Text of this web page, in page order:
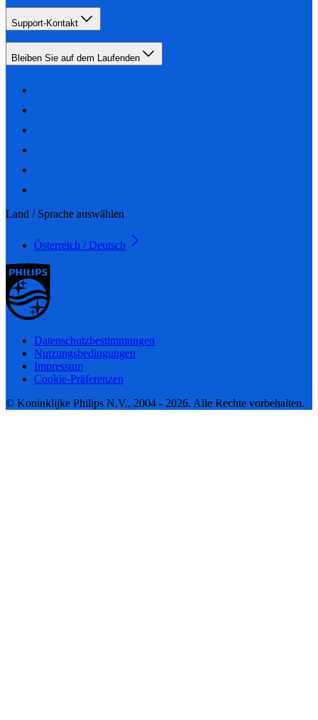
Support-Kontakt
Bleiben Sie auf dem Laufenden
Land / Sprache auswählen
Österreich / Deutsch
Datenschutzbestimmungen
Nutzungsbedingungen
Impressum
Cookie-Präferenzen
© Koninklijke Philips N.V., 2004 - 2026. Alle Rechte vorbehalten.